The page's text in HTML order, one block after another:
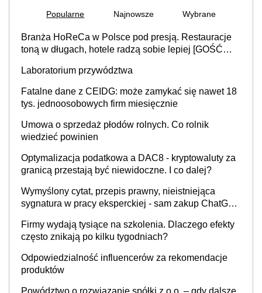
Popularne Najnowsze Wybrane
Branża HoReCa w Polsce pod presją. Restauracje
toną w długach, hotele radzą sobie lepiej [GOŚĆ
Laboratorium przywództwa
Fatalne dane z CEIDG: może zamykać się nawet 18
tys. jednoosobowych firm miesięcznie
Umowa o sprzedaż płodów rolnych. Co rolnik
wiedzieć powinien
Optymalizacja podatkowa a DAC8 - kryptowaluty za
granicą przestają być niewidoczne. I co dalej?
Wymyślony cytat, przepis prawny, nieistniejąca
sygnatura w pracy eksperckiej - sam zakup ChatGPT
Firmy wydają tysiące na szkolenia. Dlaczego efekty
często znikają po kilku tygodniach?
Odpowiedzialność influencerów za rekomendacje
produktów